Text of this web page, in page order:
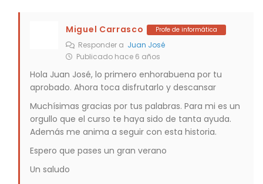
Miguel Carrasco Profe de informática
Responder a Juan José
Publicado hace 6 años
Hola Juan José, lo primero enhorabuena por tu
aprobado. Ahora toca disfrutarlo y descansar
Muchísimas gracias por tus palabras. Para mi es un
orgullo que el curso te haya sido de tanta ayuda.
Además me anima a seguir con esta historia.
Espero que pases un gran verano
Un saludo